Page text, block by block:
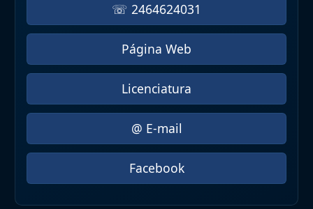
☏ 2464624031
Página Web
Licenciatura
@ E-mail
Facebook